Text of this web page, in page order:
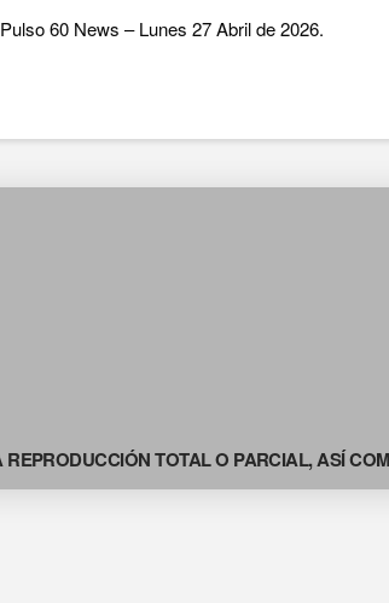
Pulso 60 News – Lunes 27 Abril de 2026.
TOTAL O PARCIAL, ASÍ